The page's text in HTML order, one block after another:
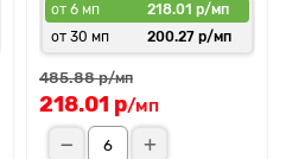
от 6 мп
218.01 р/мп
от 30 мп
200.27 р/мп
485.88 р/мп
218.01 р/мп